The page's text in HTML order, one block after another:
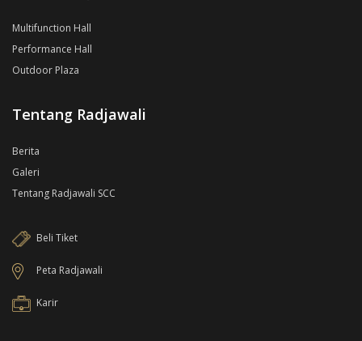
Multifunction Hall
Performance Hall
Outdoor Plaza
Tentang Radjawali
Berita
Galeri
Tentang Radjawali SCC
Beli Tiket
Peta Radjawali
Karir